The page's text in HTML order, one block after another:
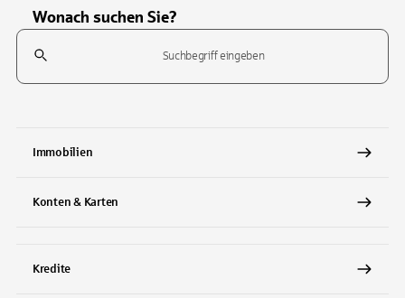
Wonach suchen Sie?
Suchfeld
Immobilien
Konten & Karten
Kredite